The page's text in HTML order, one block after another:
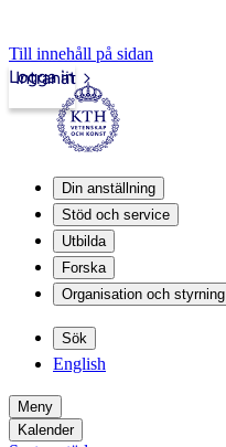
Till innehåll på sidan
Intranät
Logga in
Din anställning
Stöd och service
Utbilda
Forska
Organisation och styrning
Sök
English
Meny
Kalender